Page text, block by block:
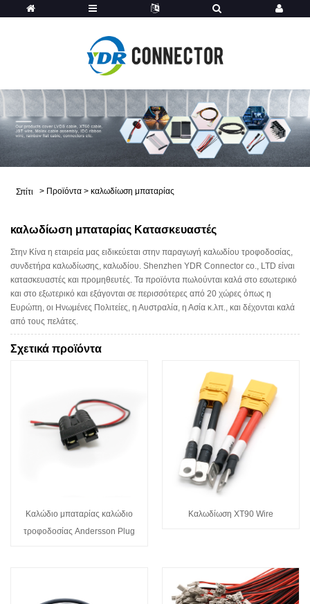
Σπίτι > Προϊόντα > καλωδίωση μπαταρίας
καλωδίωση μπαταρίας Κατασκευαστές
Στην Κίνα η εταιρεία μας ειδικεύεται στην παραγωγή καλωδίου τροφοδοσίας,
συνδετήρα καλωδίωσης, καλωδίου. Shenzhen YDR Connector co., LTD είναι
κατασκευαστές και προμηθευτές. Τα προϊόντα πωλούνται καλά στο εσωτερικό
και στο εξωτερικό και εξάγονται σε περισσότερες από 20 χώρες όπως η
Ευρώπη, οι Ηνωμένες Πολιτείες, η Αυστραλία, η Ασία κ.λπ., και δέχονται καλά
από τους πελάτες.
Σχετικά προϊόντα
Καλώδιο μπαταρίας καλώδιο
τροφοδοσίας Andersson Plug
Καλωδίωση XT90 Wire